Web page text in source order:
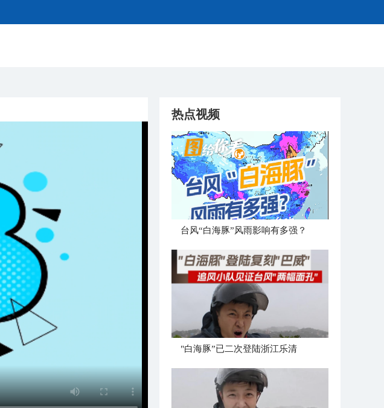
热点视频
台风“白海豚”风雨影响有多强？
"白海豚”已二次登陆浙江乐清